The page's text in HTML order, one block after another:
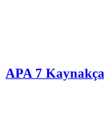
APA 7